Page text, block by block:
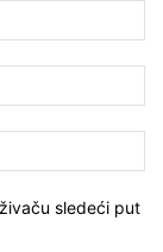
sledeći put